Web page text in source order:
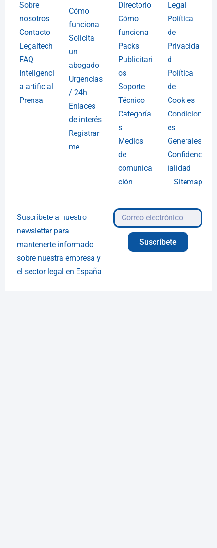
Sobre
nosotros
Contacto
Legaltech
FAQ
Inteligenci
a artificial
Prensa
Cómo
funciona
Solicita
un
abogado
Urgencias
/ 24h
Enlaces
de interés
Registrar
me
Directorio
Cómo
funciona
Packs
Publicitari
os
Soporte
Técnico
Categoría
s
Medios
de
comunica
ción
Legal
Política
de
Privacida
d
Política
de
Cookies
Condicion
es
Generales
Confidenc
ialidad
Sitemap
Suscríbete a nuestro
newsletter para
mantenerte informado
sobre nuestra empresa y
el sector legal en España
Suscríbete